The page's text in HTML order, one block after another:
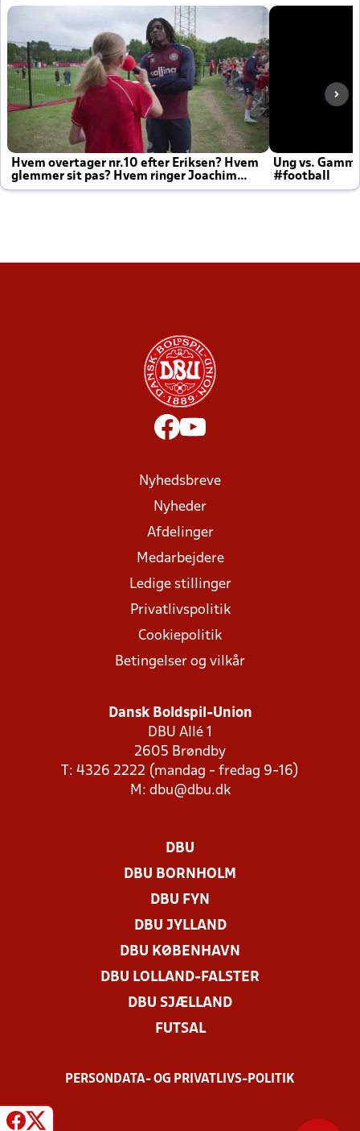
Hvem overtager nr.10 efter Eriksen? Hvem
glemmer sit pas? Hvem ringer Joachim
altid til efter kampe?
Ung vs.
#football
Nyhedsbreve
Nyheder
Afdelinger
Medarbejdere
Ledige stillinger
Privatlivspolitik
Cookiepolitik
Betingelser og vilkår
Dansk Boldspil-Union
DBU Allé 1
2605 Brøndby
T: 4326 2222 (mandag - fredag 9-16)
M: dbu@dbu.dk
DBU
DBU BORNHOLM
DBU FYN
DBU JYLLAND
DBU KØBENHAVN
DBU LOLLAND-FALSTER
DBU SJÆLLAND
FUTSAL
PERSONDATA- OG PRIVATLIVS-POLITIK